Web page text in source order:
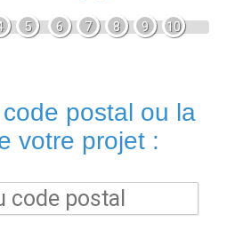
5 6 7 8 9 10
postal ou la
votre projet :